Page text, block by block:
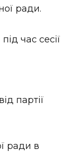
ради.
час сесії
партії
ради в